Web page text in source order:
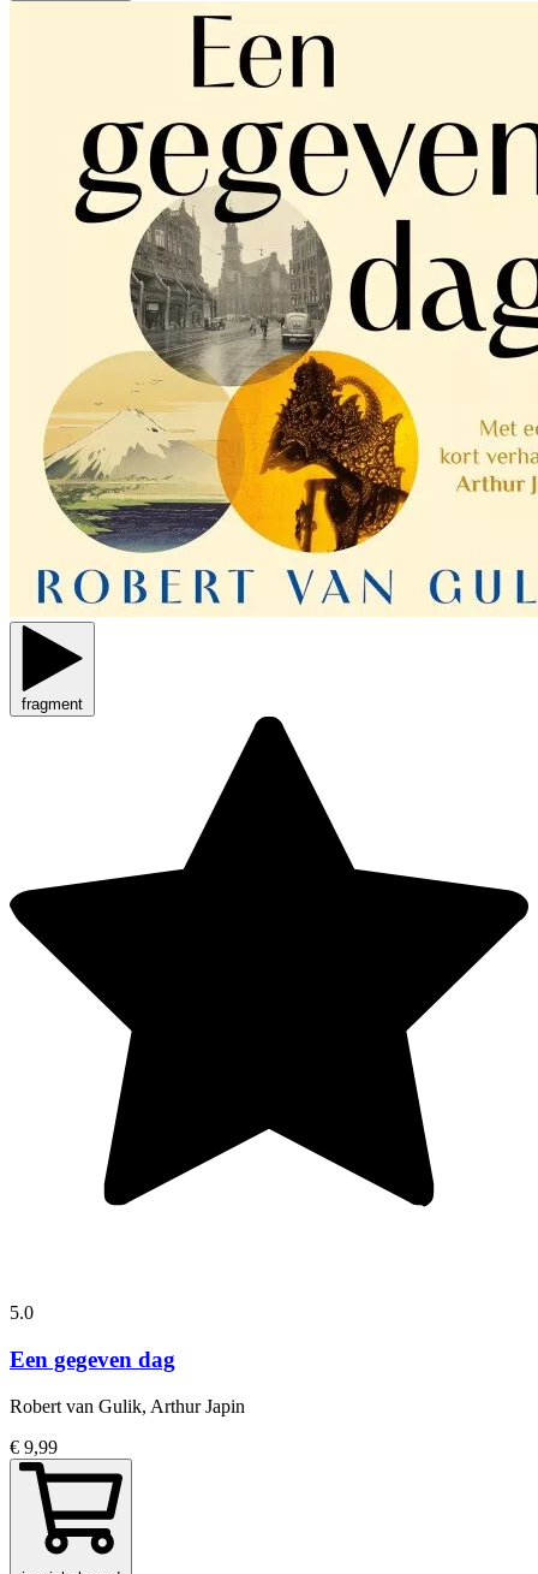
fragment
5.0
Een gegeven dag
Robert van Gulik, Arthur Japin
€ 9,99